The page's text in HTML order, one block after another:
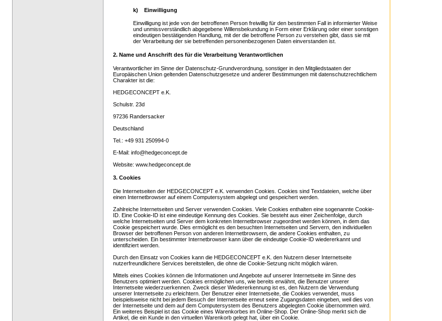
k) Einwilligung
Einwilligung ist jede von der betroffenen Person freiwillig für den bestimmten Fall in informierter Weise
und unmissverständlich abgegebene Willensbekundung in Form einer Erklärung oder einer sonstigen
eindeutigen bestätigenden Handlung, mit der die betroffene Person zu verstehen gibt, dass sie mit
der Verarbeitung der sie betreffenden personenbezogenen Daten einverstanden ist.
2. Name und Anschrift des für die Verarbeitung Verantwortlichen
Verantwortlicher im Sinne der Datenschutz-Grundverordnung, sonstiger in den Mitgliedstaaten der
Europäischen Union geltenden Datenschutzgesetze und anderer Bestimmungen mit datenschutzrechtlichem
Charakter ist die:
HEDGECONCEPT e.K.
Schulstr. 23d
97236 Randersacker
Deutschland
Tel.: +49 931 250994-0
E-Mail: info@hedgeconcept.de
Website: www.hedgeconcept.de
3. Cookies
Die Internetseiten der HEDGECONCEPT e.K. verwenden Cookies. Cookies sind Textdateien, welche über
einen Internetbrowser auf einem Computersystem abgelegt und gespeichert werden.
Zahlreiche Internetseiten und Server verwenden Cookies. Viele Cookies enthalten eine sogenannte Cookie-
ID. Eine Cookie-ID ist eine eindeutige Kennung des Cookies. Sie besteht aus einer Zeichenfolge, durch
welche Internetseiten und Server dem konkreten Internetbrowser zugeordnet werden können, in dem das
Cookie gespeichert wurde. Dies ermöglicht es den besuchten Internetseiten und Servern, den individuellen
Browser der betroffenen Person von anderen Internetbrowsern, die andere Cookies enthalten, zu
unterscheiden. Ein bestimmter Internetbrowser kann über die eindeutige Cookie-ID wiedererkannt und
identifiziert werden.
Durch den Einsatz von Cookies kann die HEDGECONCEPT e.K. den Nutzern dieser Internetseite
nutzerfreundlichere Services bereitstellen, die ohne die Cookie-Setzung nicht möglich wären.
Mittels eines Cookies können die Informationen und Angebote auf unserer Internetseite im Sinne des
Benutzers optimiert werden. Cookies ermöglichen uns, wie bereits erwähnt, die Benutzer unserer
Internetseite wiederzuerkennen. Zweck dieser Wiedererkennung ist es, den Nutzern die Verwendung
unserer Internetseite zu erleichtern. Der Benutzer einer Internetseite, die Cookies verwendet, muss
beispielsweise nicht bei jedem Besuch der Internetseite erneut seine Zugangsdaten eingeben, weil dies von
der Internetseite und dem auf dem Computersystem des Benutzers abgelegten Cookie übernommen wird.
Ein weiteres Beispiel ist das Cookie eines Warenkorbes im Online-Shop. Der Online-Shop merkt sich die
Artikel, die ein Kunde in den virtuellen Warenkorb gelegt hat, über ein Cookie.